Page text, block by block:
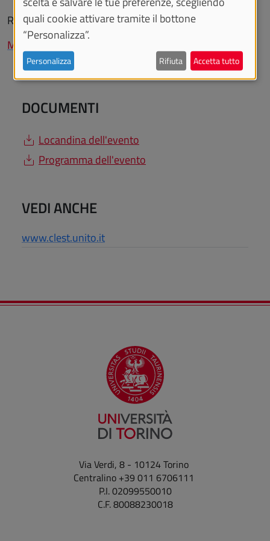
Registrazione all'evento:
Modulo di registrazione
DOCUMENTI
Locandina dell'evento
Programma dell'evento
VEDI ANCHE
www.clest.unito.it
Via Verdi, 8 - 10124 Torino
Centralino +39 011 6706111
P.I. 02099550010
C.F. 80088230018
quali cookie attivare tramite il bottone
“Personalizza”.
Personalizza Rifiuta Accetta tutto